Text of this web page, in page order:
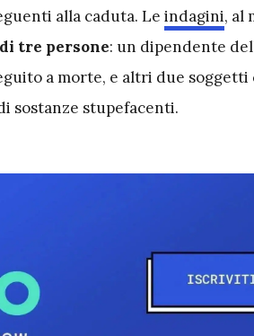
alla caduta. Le indagini, al
tre persone: un dipendente
a morte, e altri due soggetti
sostanze stupefacenti.